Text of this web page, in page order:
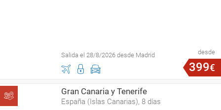
Salida el 28/8/2026 desde Madrid desde
399€
Gran Canaria y Tenerife
España (Islas Canarias), 8 días